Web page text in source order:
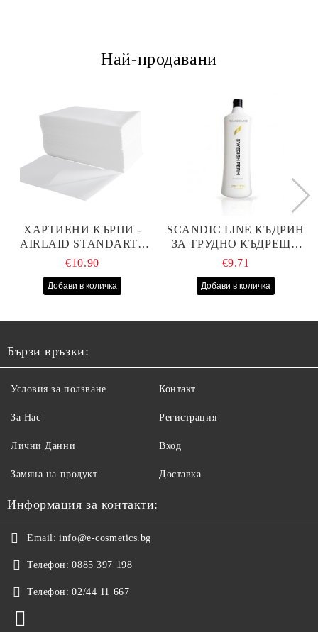
Най-продавани
ХАРТИЕНИ КЪРПИ -
AIRLAID STANDART -
40СМ/70СМ - 100БР
€10.90
SCANDIC LINE КЪДРИН
ЗА ТРУДНО КЪДРЕЩА
СЕ КОСА 1000МЛ
€9.71
Бързи връзки:
Условия за ползване
За Нас
Лични Данни
Замяна на продукт
Контакт
Регистрация
Вход
Доставка
Информация за контакти:
Email: info@e-cosmetics.bg
Телефон: 0885 397 198
Телефон: 02/44 11 667